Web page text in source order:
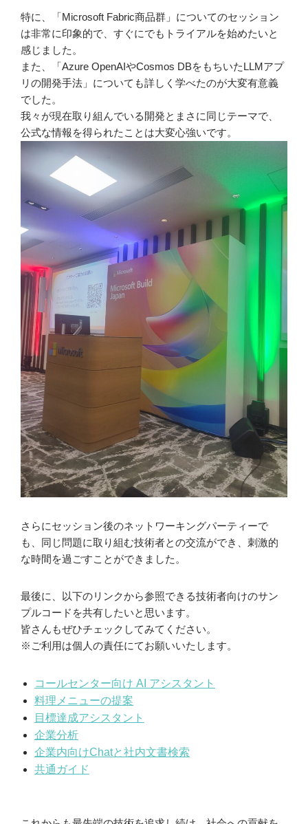
特に、「Microsoft Fabric商品群」についてのセッション
は非常に印象的で、すぐにでもトライアルを始めたいと
感じました。
また、「Azure OpenAIやCosmos DBをもちいたLLMアプ
リの開発手法」についても詳しく学べたのが大変有意義
でした。
我々が現在取り組んでいる開発とまさに同じテーマで、
公式な情報を得られたことは大変心強いです。
さらにセッション後のネットワーキングパーティーで
も、同じ問題に取り組む技術者との交流ができ、刺激的
な時間を過ごすことができました。
最後に、以下のリンクから参照できる技術者向けのサン
プルコードを共有したいと思います。
皆さんもぜひチェックしてみてください。
※ご利用は個人の責任にてお願いいたします。
コールセンター向け AI アシスタント
料理メニューの提案
目標達成アシスタント
企業分析
企業内向けChatと社内文書検索
共通ガイド